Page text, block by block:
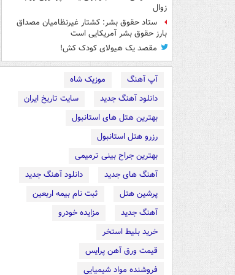
زوال
ستاد حقوق بشر: کشتار غیرنظامیان مصداق
بارز حقوق بشر آمریکایی است
مقصد یک هیولای کودک کش!
آپ آهنگ
موزیک شاه
دانلود آهنگ جدید
سایت تاریخ ایران
بهترین هتل های استانبول
رزرو هتل استانبول
بهترین جراح بینی ترمیمی
آهنگ های جدید
دانلود آهنگ جدید
پرشین هتل
ثبت نام بیمه اربعین
آهنگ جدید
مزایده خودرو
خرید بلیط استخر
قیمت ورق آهن پرایس
فروشنده مواد شیمیایی